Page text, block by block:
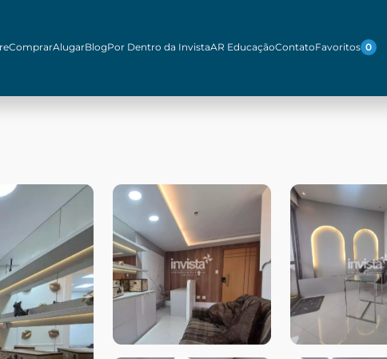
ComprarAlugarBlogPor Dentro da InvistaAR EducaçãoContatoFavoritos 0